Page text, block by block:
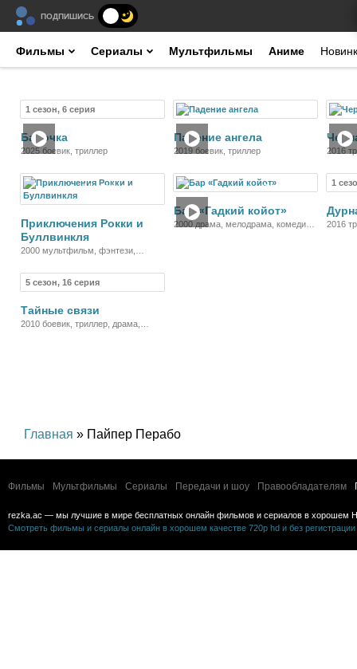
ПОДПИШИСЬ
Фильмы Сериалы Мультфильмы Аниме
1 сезон, 6 серия
Бабочка
2025 боевик, триллер
Падение ангела
2019 боевик, триллер 2016
Мультфильм
Приключения Рокки и
Буллвинкля
2000 мультфильм, фэнтези,
Фильм
Бар «Гадкий койот»
2000 драма, мелодрама, комедия,
1
2016
5 сезон, 16 серия
Тайные связи
2010 боевик, триллер, драма,
Главная » Пайпер Перабо
Фильмы Мультфильмы Сериалы Передачи и шоу Правообладателям
rezka.ac — мы лучшие в мире бесплатных онлайн фильмов и сериалов в хорошем
Смотреть фильмы и сериалы онлайн в хорошем качестве 720p hd и без